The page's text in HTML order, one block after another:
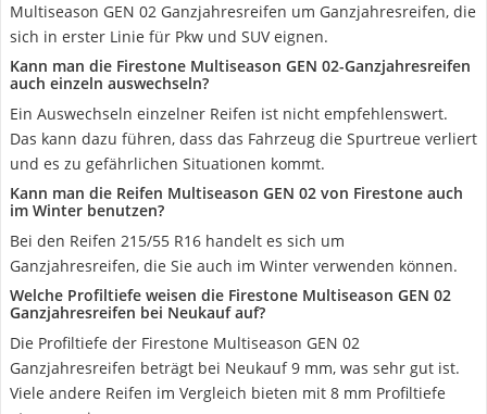
Multiseason GEN 02 Ganzjahresreifen um Ganzjahresreifen, die
sich in erster Linie für Pkw und SUV eignen.
Kann man die Firestone Multiseason GEN 02-Ganzjahresreifen
auch einzeln auswechseln?
Ein Auswechseln einzelner Reifen ist nicht empfehlenswert.
Das kann dazu führen, dass das Fahrzeug die Spurtreue verliert
und es zu gefährlichen Situationen kommt.
Kann man die Reifen Multiseason GEN 02 von Firestone auch
im Winter benutzen?
Bei den Reifen 215/55 R16 handelt es sich um
Ganzjahresreifen, die Sie auch im Winter verwenden können.
Welche Profiltiefe weisen die Firestone Multiseason GEN 02
Ganzjahresreifen bei Neukauf auf?
Die Profiltiefe der Firestone Multiseason GEN 02
Ganzjahresreifen beträgt bei Neukauf 9 mm, was sehr gut ist.
Viele andere Reifen im Vergleich bieten mit 8 mm Profiltiefe